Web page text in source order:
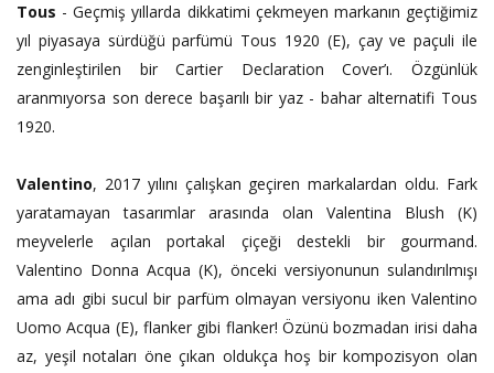
Tous - Geçmiş yıllarda dikkatimi çekmeyen markanın geçtiğimiz
yıl piyasaya sürdüğü parfümü Tous 1920 (E), çay ve paçuli ile
zenginleştirilen bir Cartier Declaration Cover’ı. Özgünlük
aranmıyorsa son derece başarılı bir yaz - bahar alternatifi Tous
1920.
Valentino, 2017 yılını çalışkan geçiren markalardan oldu. Fark
yaratamayan tasarımlar arasında olan Valentina Blush (K)
meyvelerle açılan portakal çiçeği destekli bir gourmand.
Valentino Donna Acqua (K), önceki versiyonunun sulandırılmışı
ama adı gibi sucul bir parfüm olmayan versiyonu iken Valentino
Uomo Acqua (E), flanker gibi flanker! Özünü bozmadan irisi daha
az, yeşil notaları öne çıkan oldukça hoş bir kompozisyon olan